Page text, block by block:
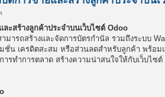
ะสร้างลูกค้าประจำบนเว็บไซต์ Odoo
มารถสร้างและจัดการบัตรกำนัล รวมถึงระบบ
ชั่น เครดิตสะสม หรือส่วนลดสำหรับลูกค้า พร้อ
รทำการตลาด สร้างความน่าสนใจให้กับเว็บไซ